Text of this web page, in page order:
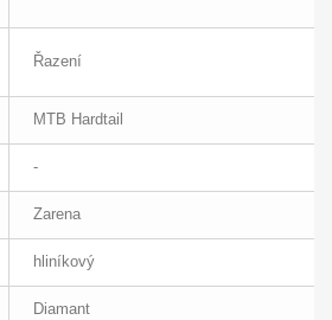
Řazení
MTB Hardtail
-
Zarena
hliníkový
Diamant